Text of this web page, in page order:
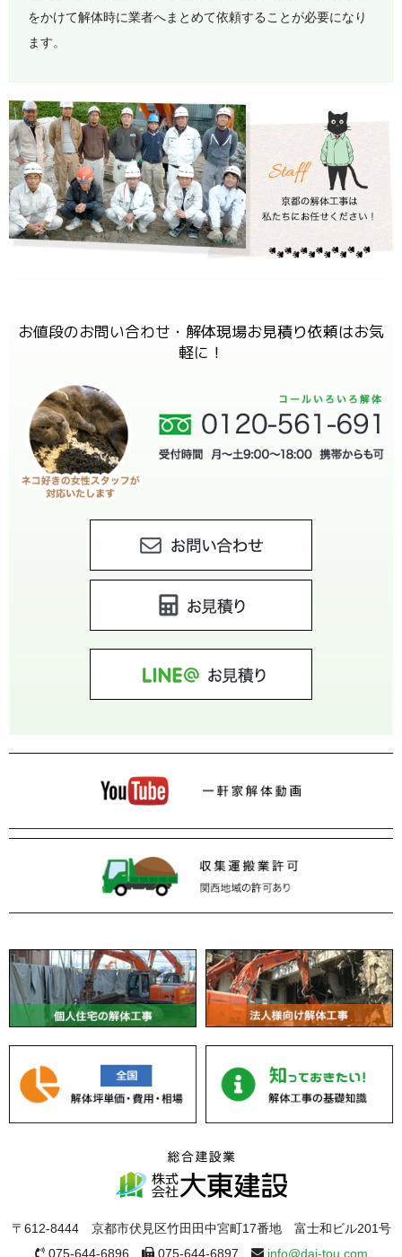
をかけて解体時に業者へまとめて依頼することが必要になり
ます。
お値段のお問い合わせ・解体現場お見積り依頼はお気
軽に！
〒612-8444 京都市伏見区竹田田中宮町17番地 富士和ビル201号
075-644-6896
075-644-6897 info@dai-tou.com